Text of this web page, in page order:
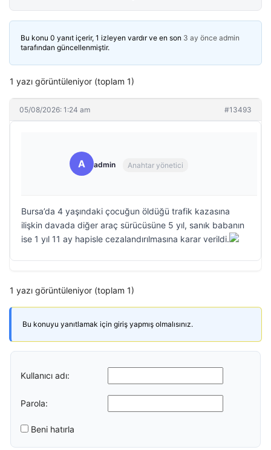
Bu konu 0 yanıt içerir, 1 izleyen vardır ve en son 3 ay önce admin
tarafından güncellenmiştir.
1 yazı görüntüleniyor (toplam 1)
05/08/2026: 1:24 am #13493
A admin Anahtar yönetici
Bursa’da 4 yaşındaki çocuğun öldüğü trafik kazasına
ilişkin davada diğer araç sürücüsüne 5 yıl, sanık babanın
ise 1 yıl 11 ay hapisle cezalandırılmasına karar verildi.
1 yazı görüntüleniyor (toplam 1)
Bu konuyu yanıtlamak için giriş yapmış olmalısınız.
Kullanıcı adı:
Parola:
Beni hatırla